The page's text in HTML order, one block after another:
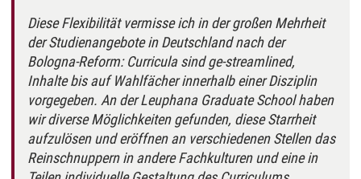
Diese Flexibilität vermisse ich in der großen Mehrheit
der Studienangebote in Deutschland nach der
Bologna-Reform: Curricula sind ge-streamlined,
Inhalte bis auf Wahlfächer innerhalb einer Disziplin
vorgegeben. An der Leuphana Graduate School haben
wir diverse Möglichkeiten gefunden, diese Starrheit
aufzulösen und eröffnen an verschiedenen Stellen das
Reinschnuppern in andere Fachkulturen und eine in